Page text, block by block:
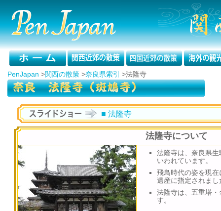
PenJapan >関西の散策 >奈良県索引 >法隆寺
■ 法隆寺
法隆寺について
法隆寺は、奈良県
いわれています。
飛鳥時代の姿を現
遺産に指定されまし
法隆寺は、五重塔
す。